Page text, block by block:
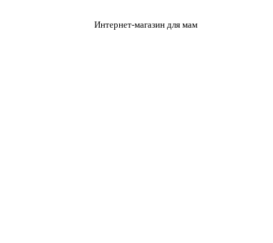
Интернет-магазин для мам